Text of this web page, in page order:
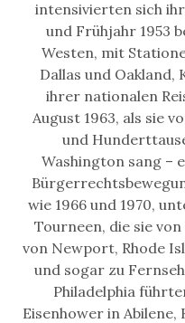
intensivierten sich
und Frühjahr 1953
Westen, mit
Dallas und Oakland,
ihrer nationalen
August 1963, als sie
und
Washington sang –
wie 1966 und 1970,
Tourneen, die sie
von Newport, Rhode
und sogar zu
Philadelphia
Eisenhower in Abilene,